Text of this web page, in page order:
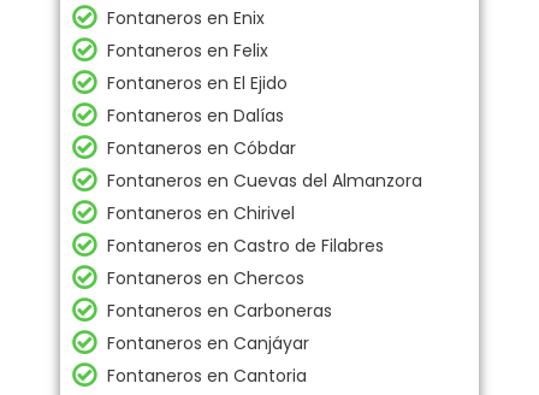
Fontaneros en Enix
Fontaneros en Felix
Fontaneros en El Ejido
Fontaneros en Dalías
Fontaneros en Cóbdar
Fontaneros en Cuevas del Almanzora
Fontaneros en Chirivel
Fontaneros en Castro de Filabres
Fontaneros en Chercos
Fontaneros en Carboneras
Fontaneros en Canjáyar
Fontaneros en Cantoria